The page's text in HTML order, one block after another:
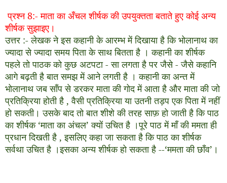
प्रश्न 8:- माता का अँचल शीर्षक की उपयुक्तता बताते हुए कोई अन्य
शीर्षक सुझाइए।
उत्तर :-लेखक ने इस कहानी के आरम्भ में दिखाया है कि भोलानाथ का
ज्यादा से ज्यादा समय पिता के साथ बितता है । कहानी का शीर्षक
पहले तो पाठक को कुछ अटपटा-सा लगता है पर जैसे-जैसे कहानि
आगे बढ़ती है बात समझ में आने लगती है । कहानी का अन्त में
भोलानाथ जब साँप से डरकर माता की गोद में आता है और माता की जो
प्रतिक्रिया होती है ,वैसी प्रतिक्रिया या उतनी तड़प एक पिता में नहीं
हो सकती। उसके बाद तो बात शीशे की तरह साफ़ हो जाती है कि पाठ
का शीर्षक ‘माता का अंचल’ क्यों उचित है ।पूरे पाठ में माँ की ममता ही
प्रधान दिखती है ,इसलिए कहा जा सकता है कि पाठ का शीर्षक
सर्वथा उचित है ।इसका अन्य शीर्षक हो सकता है --‘ममता की छाँव’।